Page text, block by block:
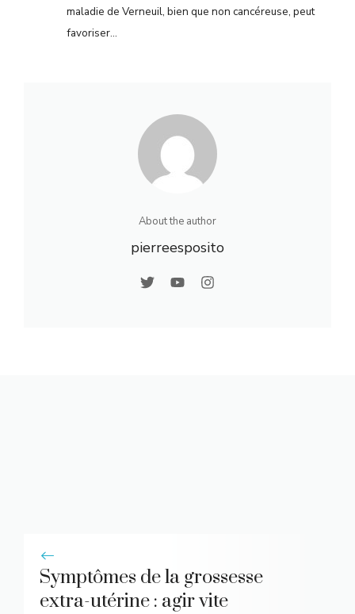
maladie de Verneuil, bien que non cancéreuse, peut
favoriser...
About the author
pierreesposito
Symptômes de la grossesse
extra-utérine : agir vite